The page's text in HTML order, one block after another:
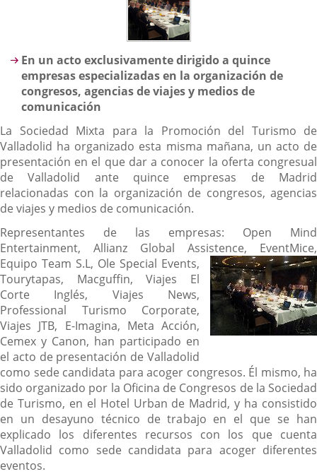
Descripción
En un acto exclusivamente dirigido a quince
empresas especializadas en la organización de
congresos, agencias de viajes y medios de
comunicación
La Sociedad Mixta para la Promoción del Turismo de
Valladolid ha organizado esta misma mañana, un acto de
presentación en el que dar a conocer la oferta congresual
de Valladolid ante quince empresas de Madrid
relacionadas con la organización de congresos, agencias
de viajes y medios de comunicación.
Representantes de las empresas: Open Mind
Entertainment, Allianz Global Assistence, EventMice,
Equipo Team S.L, Ole Special Events,
Tourytapas, Macguffin, Viajes El
Corte Inglés, Viajes News,
Professional Turismo Corporate,
Viajes JTB, E-Imagina, Meta Acción,
Cemex y Canon, han participado en
el acto de presentación de Valladolid
como sede candidata para acoger congresos. Él mismo, ha
sido organizado por la Oficina de Congresos de la Sociedad
de Turismo, en el Hotel Urban de Madrid, y ha consistido
en un desayuno técnico de trabajo en el que se han
explicado los diferentes recursos con los que cuenta
Valladolid como sede candidata para acoger diferentes
eventos.